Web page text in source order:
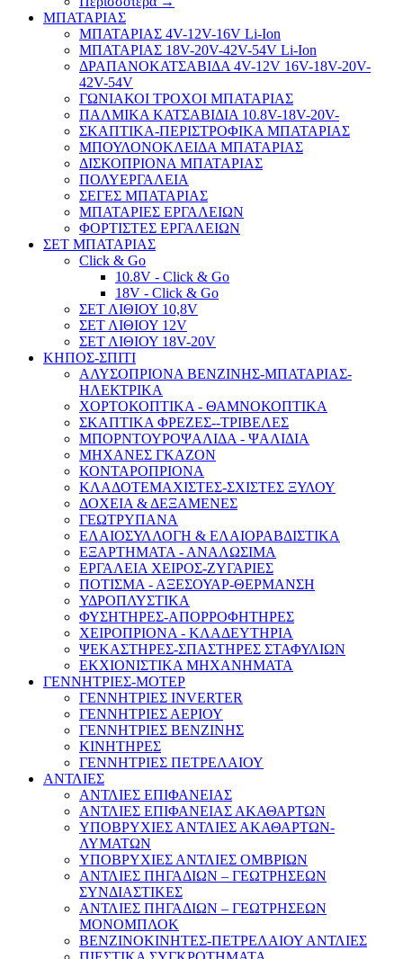
ΜΠΑΤΑΡΙΑΣ
ΜΠΑΤΑΡΙΑΣ 4V-12V-16V Li-Ion
ΜΠΑΤΑΡΙΑΣ 18V-20V-42V-54V Li-Ion
ΔΡΑΠΑΝΟΚΑΤΣΑΒΙΔΑ 4V-12V 16V-18V-20V-
42V-54V
ΓΩΝΙΑΚΟΙ ΤΡΟΧΟΙ ΜΠΑΤΑΡΙΑΣ
ΠΑΛΜΙΚΑ ΚΑΤΣΑΒΙΔΙΑ 10.8V-18V-20V-
ΣΚΑΠΤΙΚΑ-ΠΕΡΙΣΤΡΟΦΙΚΑ ΜΠΑΤΑΡΙΑΣ
ΜΠΟΥΛΟΝΟΚΛΕΙΔΑ ΜΠΑΤΑΡΙΑΣ
ΔΙΣΚΟΠΡΙΟΝΑ ΜΠΑΤΑΡΙΑΣ
ΠΟΛΥΕΡΓΑΛΕΙΑ
ΣΕΓΕΣ ΜΠΑΤΑΡΙΑΣ
ΜΠΑΤΑΡΙΕΣ ΕΡΓΑΛΕΙΩΝ
ΦΟΡΤΙΣΤΕΣ ΕΡΓΑΛΕΙΩΝ
ΣΕΤ ΜΠΑΤΑΡΙΑΣ
Click & Go
10.8V - Click & Go
18V - Click & Go
ΣΕΤ ΛΙΘΙΟΥ 10,8V
ΣΕΤ ΛΙΘΙΟΥ 12V
ΣΕΤ ΛΙΘΙΟΥ 18V-20V
ΚΗΠΟΣ-ΣΠΙΤΙ
ΑΛΥΣΟΠΡΙΟΝΑ ΒΕΝΖΙΝΗΣ-ΜΠΑΤΑΡΙΑΣ-
ΗΛΕΚΤΡΙΚΑ
ΧΟΡΤΟΚΟΠΤΙΚΑ - ΘΑΜΝΟΚΟΠΤΙΚΑ
ΣΚΑΠΤΙΚΑ ΦΡΕΖΕΣ--ΤΡΙΒΕΛΕΣ
ΜΠΟΡΝΤΟΥΡΟΨΑΛΙΔΑ - ΨΑΛΙΔΙΑ
ΜΗΧΑΝΕΣ ΓΚΑΖΟΝ
ΚΟΝΤΑΡΟΠΡΙΟΝΑ
ΚΛΑΔΟΤΕΜΑΧΙΣΤΕΣ-ΣΧΙΣΤΕΣ ΞΥΛΟΥ
ΔΟΧΕΙΑ & ΔΕΞΑΜΕΝΕΣ
ΓΕΩΤΡΥΠΑΝΑ
ΕΛΑΙΟΣΥΛΛΟΓΗ & ΕΛΑΙΟΡΑΒΔΙΣΤΙΚΑ
ΕΞΑΡΤΗΜΑΤΑ - ΑΝΑΛΩΣΙΜΑ
ΕΡΓΑΛΕΙΑ ΧΕΙΡΟΣ-ΖΥΓΑΡΙΕΣ
ΠΟΤΙΣΜΑ - ΑΞΕΣΟΥΑΡ-ΘΕΡΜΑΝΣΗ
ΥΔΡΟΠΛΥΣΤΙΚΑ
ΦΥΣΗΤΗΡΕΣ-ΑΠΟΡΡΟΦΗΤΗΡΕΣ
ΧΕΙΡΟΠΡΙΟΝΑ - ΚΛΑΔΕΥΤΗΡΙΑ
ΨΕΚΑΣΤΗΡΕΣ-ΣΠΑΣΤΗΡΕΣ ΣΤΑΦΥΛΙΩΝ
ΕΚΧΙΟΝΙΣΤΙΚΑ ΜΗΧΑΝΗΜΑΤΑ
ΓΕΝΝΗΤΡΙΕΣ-ΜΟΤΕΡ
ΓΕΝΝΗΤΡΙΕΣ INVERTER
ΓΕΝΝΗΤΡΙΕΣ ΑΕΡΙΟΥ
ΓΕΝΝΗΤΡΙΕΣ ΒΕΝΖΙΝΗΣ
ΚΙΝΗΤΗΡΕΣ
ΓΕΝΝΗΤΡΙΕΣ ΠΕΤΡΕΛΑΙΟΥ
ΑΝΤΛΙΕΣ
ΑΝΤΛΙΕΣ ΕΠΙΦΑΝΕΙΑΣ
ΑΝΤΛΙΕΣ ΕΠΙΦΑΝΕΙΑΣ ΑΚΑΘΑΡΤΩΝ
ΥΠΟΒΡΥΧΙΕΣ ΑΝΤΛΙΕΣ ΑΚΑΘΑΡΤΩΝ-
ΛΥΜΑΤΩΝ
ΥΠΟΒΡΥΧΙΕΣ ΑΝΤΛΙΕΣ ΟΜΒΡΙΩΝ
ΑΝΤΛΙΕΣ ΠΗΓΑΔΙΩΝ – ΓΕΩΤΡΗΣΕΩΝ
ΣΥΝΔΙΑΣΤΙΚΕΣ
ΑΝΤΛΙΕΣ ΠΗΓΑΔΙΩΝ – ΓΕΩΤΡΗΣΕΩΝ
ΜΟΝΟΜΠΛΟΚ
ΒΕΝΖΙΝΟΚΙΝΗΤΕΣ-ΠΕΤΡΕΛΑΙΟΥ ΑΝΤΛΙΕΣ